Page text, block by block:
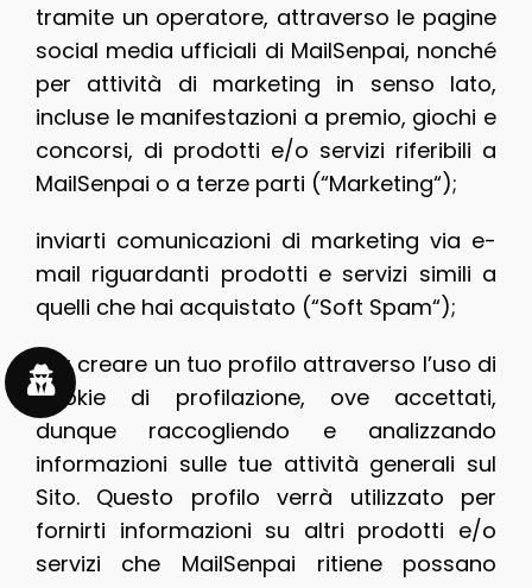
tramite un operatore, attraverso le pagine
social media ufficiali di MailSenpai, nonché
per attività di marketing in senso lato,
incluse le manifestazioni a premio, giochi e
concorsi, di prodotti e/o servizi riferibili a
MailSenpai o a terze parti (“Marketing“);
inviarti comunicazioni di marketing via e-
mail riguardanti prodotti e servizi simili a
quelli che hai acquistato (“Soft Spam“);
per creare un tuo profilo attraverso l’uso di
cookie di profilazione, ove accettati,
dunque raccogliendo e analizzando
informazioni sulle tue attività generali sul
Sito. Questo profilo verrà utilizzato per
fornirti informazioni su altri prodotti e/o
servizi che MailSenpai ritiene possano